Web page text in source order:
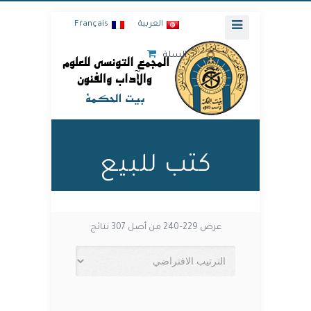
العربية Français
السلة
كتب للبيع
عرض 229–240 من أصل 307 نتائج